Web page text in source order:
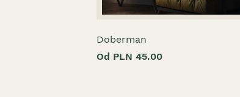
Doberman
Od PLN 45.00